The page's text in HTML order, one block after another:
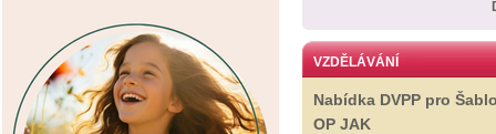
VZDĚLÁVÁNÍ
Nabídka DVPP pro
OP JAK